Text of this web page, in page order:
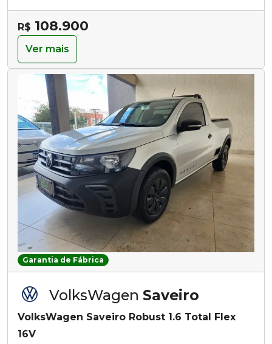
R$ 108.900
Ver mais
Garantia de Fábrica
VolksWagen Saveiro
VolksWagen Saveiro Robust 1.6 Total Flex
16V